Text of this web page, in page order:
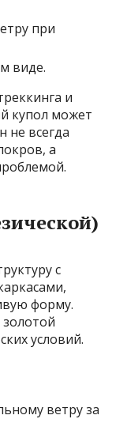
при
виде.
и
купол может
не всегда
а
с
форму.
золотой
условий.
ветру за